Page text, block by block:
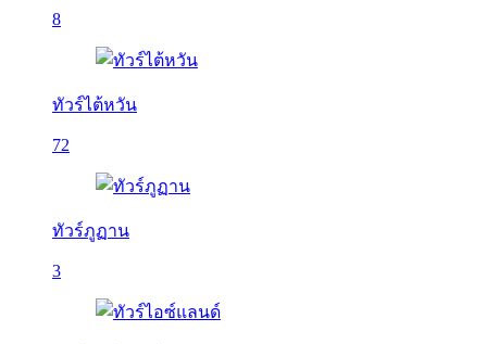
8
ทัวร์ไต้หวัน
72
ทัวร์ภูฏาน
3